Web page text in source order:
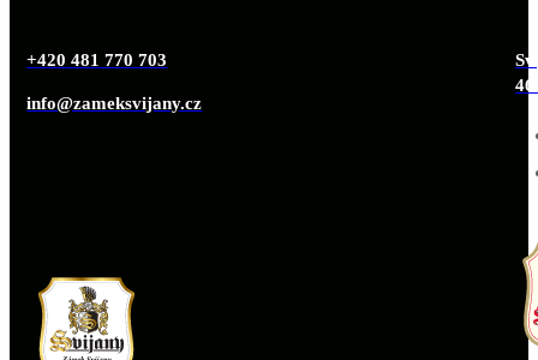
+420 481 770 703
info@zameksvijany.cz